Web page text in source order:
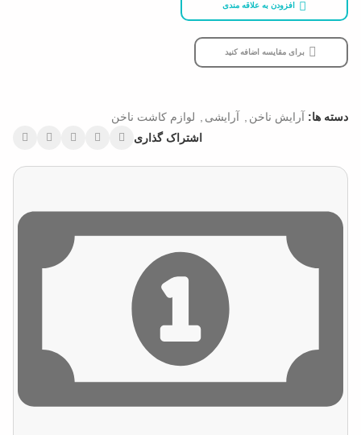
افزودن به علاقه مندی
برای مقایسه اضافه کنید
دسته ها: آرایش ناخن آرایشی
لوازم کاشت ناخن
اشتراک گذاری